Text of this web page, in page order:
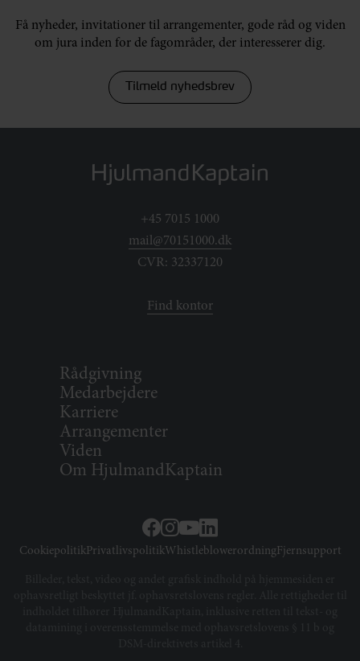
Få nyheder, invitationer til arrangementer, gode råd og viden
om jura inden for de fagområder, der interesserer dig.
Tilmeld nyhedsbrev
+45 7015 1000
mail@70151000.dk
CVR: 32337120
Find kontor
Rådgivning
Medarbejdere
Karriere
Arrangementer
Viden
Om HjulmandKaptain
CookiepolitikPrivatlivspolitikWhistleblowerordningFjernsupport